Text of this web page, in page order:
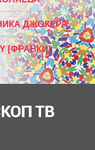
ДЖОКЕРА
[ФРАНКИ]